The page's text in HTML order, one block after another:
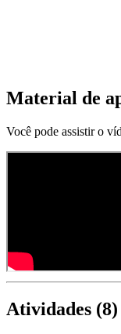
Material de
Você pode assistir o
Atividades (8)